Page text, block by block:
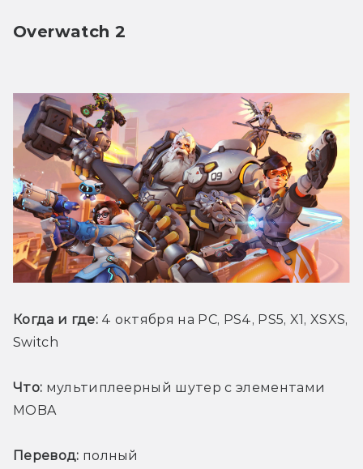
Overwatch 2
Когда и где: 4 октября на PC, PS4, PS5, X1, XSXS,
Switch
Что: мультиплеерный шутер с элементами
MOBA
Перевод: полный